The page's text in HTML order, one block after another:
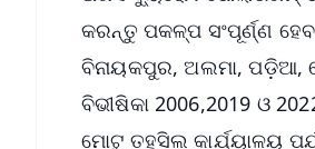
କରନ୍ତୁ ପକଳ୍ପ ସଂପୂର୍ଣ୍ଣ
ବିନାୟକପୁର, ଅଲମା, ପଡ଼ିଆ,
ବିଭୀଷିକା 2006,2019 ଓ
ମୋଟୁ ତହସିଲ କାର୍ଯ୍ୟାଳୟ